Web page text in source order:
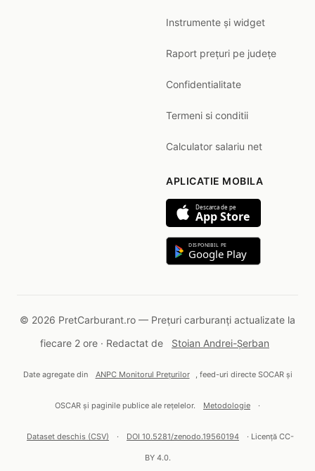
Instrumente și widget
Raport prețuri pe județe
Confidentialitate
Termeni si conditii
Calculator salariu net
APLICATIE MOBILA
Descarca de pe
App Store
DISPONIBIL PE
Google Play
© 2026 PretCarburant.ro — Prețuri carburanți actualizate la
fiecare 2 ore · Redactat de
Stoian Andrei-Șerban
Date agregate din ANPC Monitorul Prețurilor , feed-uri directe SOCAR și
OSCAR și paginile publice ale rețelelor. Metodologie ·
Dataset deschis (CSV) · DOI 10.5281/zenodo.19560194 · Licență CC-
BY 4.0.